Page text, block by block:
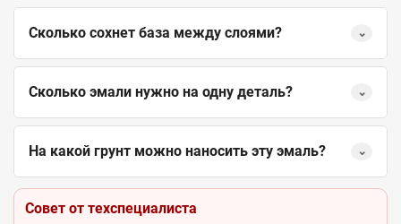
Сколько сохнет база между слоями? ⌄
Сколько эмали нужно на одну деталь? ⌄
На какой грунт можно наносить эту эмаль? ⌄
Совет от техспециалиста